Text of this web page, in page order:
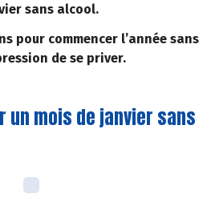
sans alcool.
pour commencer l’année sans
de se priver.
un mois de janvier sans